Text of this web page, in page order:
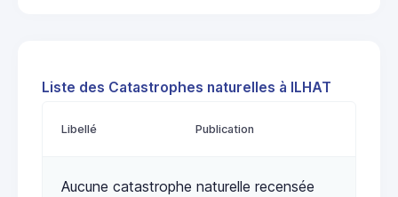
Liste des Catastrophes naturelles à ILHAT
Libellé Publication
Aucune catastrophe naturelle recensée